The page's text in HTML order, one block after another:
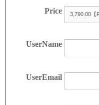
Price
UserName
UserEmail